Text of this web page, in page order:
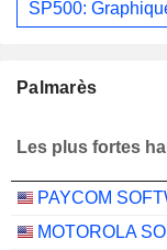
SP500:
Palmarès
Les plus fortes
PAYCOM